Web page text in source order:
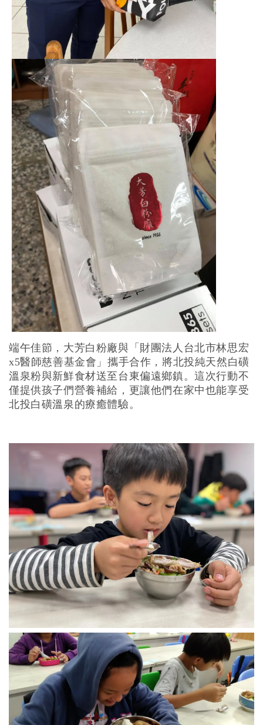
端午佳節，大芳白粉廠與「財團法人台北市林思宏
x5醫師慈善基金會」攜手合作，將北投純天然白磺
溫泉粉與新鮮食材送至台東偏遠鄉鎮。這次行動不
僅提供孩子們營養補給，更讓他們在家中也能享受
北投白磺溫泉的療癒體驗。